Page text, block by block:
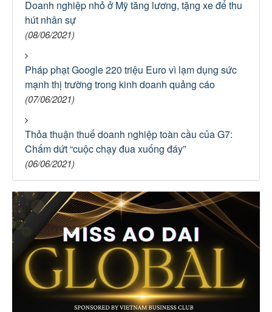
Doanh nghiệp nhỏ ở Mỹ tăng lương, tặng xe để thu
hút nhân sự
(08/06/2021)
Pháp phạt Google 220 triệu Euro vì lạm dụng sức
mạnh thị trường trong kinh doanh quảng cáo
(07/06/2021)
Thỏa thuận thuế doanh nghiệp toàn cầu của G7:
Chấm dứt “cuộc chạy đua xuống đáy”
(06/06/2021)